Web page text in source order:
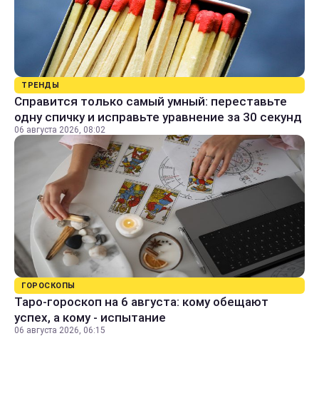
ТРЕНДЫ
Справится только самый умный: переставьте
одну спичку и исправьте уравнение за 30 секунд
06 августа 2026, 08:02
ГОРОСКОПЫ
Таро-гороскоп на 6 августа: кому обещают
успех, а кому - испытание
06 августа 2026, 06:15